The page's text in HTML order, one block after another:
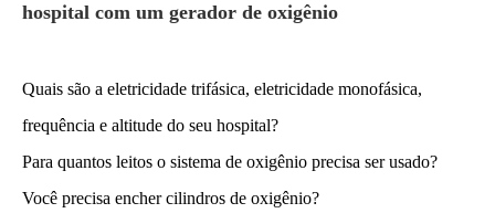
hospital com um gerador de oxigênio
Quais são a eletricidade trifásica, eletricidade monofásica,
frequência e altitude do seu hospital?
Para quantos leitos o sistema de oxigênio precisa ser usado?
Você precisa encher cilindros de oxigênio?